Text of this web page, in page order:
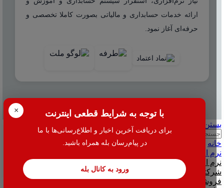
× با توجه به شرایط قطعی اینترنت
برای دریافت آخرین اخبار و اطلاع‌رسانی‌ها با ما
در پیام‌رسان بله همراه باشید.
ورود به کانال بله
ارائه خدمات حسابداری و مالیاتی بصورت کاملا تخصصی و
حرفه‌ای آغاز نمود.
بستن
جستجو
خانه
نرم افزار
نرم افزار حسابداری هلو
شرکتی
فروشگاهی